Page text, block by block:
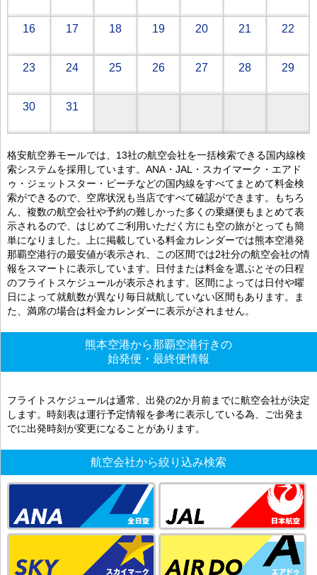
16 17 18 19 20 21 22
23 24 25 26 27 28 29
30 31
格安航空券モールでは、13社の航空会社を一括検索できる国内線検
索システムを採用しています。ANA・JAL・スカイマーク・エアド
ゥ・ジェットスター・ピーチなどの国内線をすべてまとめて料金検
索ができるので、空席状況も当店ですべて確認ができます。もちろ
ん、複数の航空会社や予約の難しかった多くの乗継便もまとめて表
示されるので、はじめてご利用いただく方にも空の旅がとっても簡
単になりました。上に掲載している料金カレンダーでは熊本空港発
那覇空港行の最安値が表示され、この区間では2社分の航空会社の情
報をスマートに表示しています。日付または料金を選ぶとその日程
のフライトスケジュールが表示されます。区間によっては日付や曜
日によって就航数が異なり毎日就航していない区間もあります。ま
た、満席の場合は料金カレンダーに表示がされません。
熊本空港から那覇空港行きの
始発便・最終便情報
フライトスケジュールは通常、出発の2か月前までに航空会社が決定
します。時刻表は運行予定情報を参考に表示している為、ご出発ま
でに出発時刻が変更になることがあります。
航空会社から絞り込み検索